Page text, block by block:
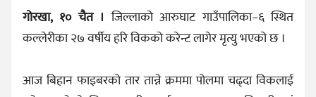
गोरखा, १० चैत । जिल्लाको आरुघाट गाउँपालिका–६ स्थित
कल्लेरीका २७ वर्षीय हरि विकको करेन्ट लागेर मृत्यु भएको छ ।
आज बिहान फाइबरको तार तान्ने क्रममा पोलमा चढ्दा विकलाई